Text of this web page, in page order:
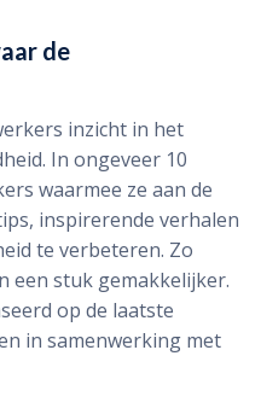
de
inzicht in het
In ongeveer 10
waarmee ze aan de
inspirerende verhalen
te verbeteren. Zo
een stuk gemakkelijker.
op de laatste
in samenwerking met